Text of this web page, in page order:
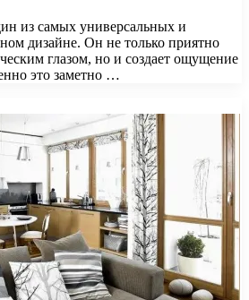
из самых универсальных и
дизайне. Он не только приятно
глазом, но и создает ощущение
это заметно …